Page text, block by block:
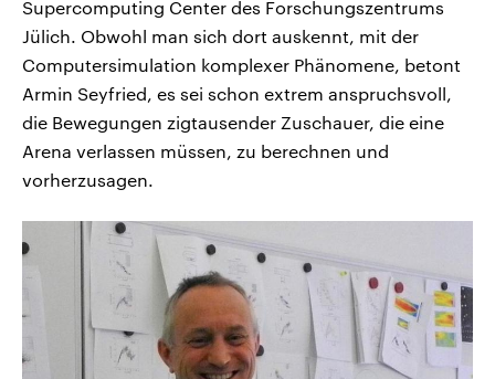
Supercomputing Center des Forschungszentrums
Jülich. Obwohl man sich dort auskennt, mit der
Computersimulation komplexer Phänomene, betont
Armin Seyfried, es sei schon extrem anspruchsvoll,
die Bewegungen zigtausender Zuschauer, die eine
Arena verlassen müssen, zu berechnen und
vorherzusagen.